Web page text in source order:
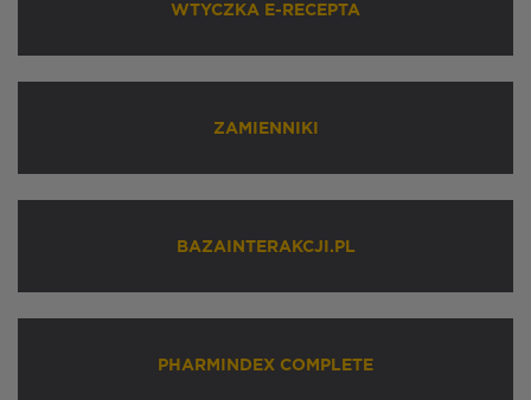
WTYCZKA E-RECEPTA
ZAMIENNIKI
BAZAINTERAKCJI.PL
PHARMINDEX COMPLETE